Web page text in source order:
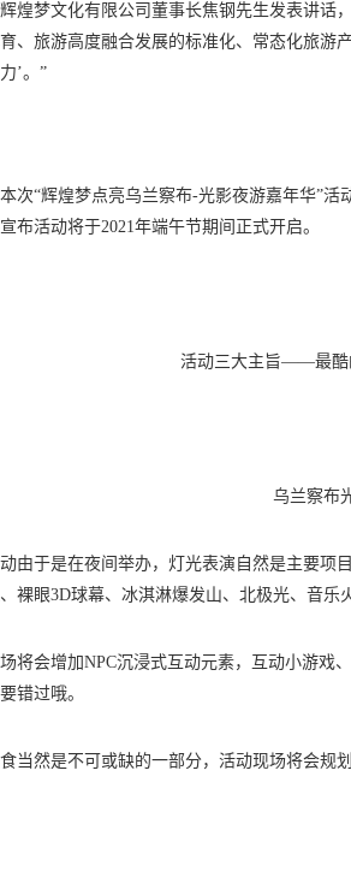
煌梦文化有限公司董事长焦钢先生发表讲话
、旅游高度融合发展的标准化、常态化旅游
’。”
次“辉煌梦点亮乌兰察布-光影夜游嘉年华”
布活动将于2021年端午节期间正式开启。
活动三大主旨——最酷
乌兰察布
由于是在夜间举办，灯光表演自然是主要项
裸眼3D球幕、冰淇淋爆发山、北极光、音
将会增加NPC沉浸式互动元素，互动小游戏
错过哦。
当然是不可或缺的一部分，活动现场将会规